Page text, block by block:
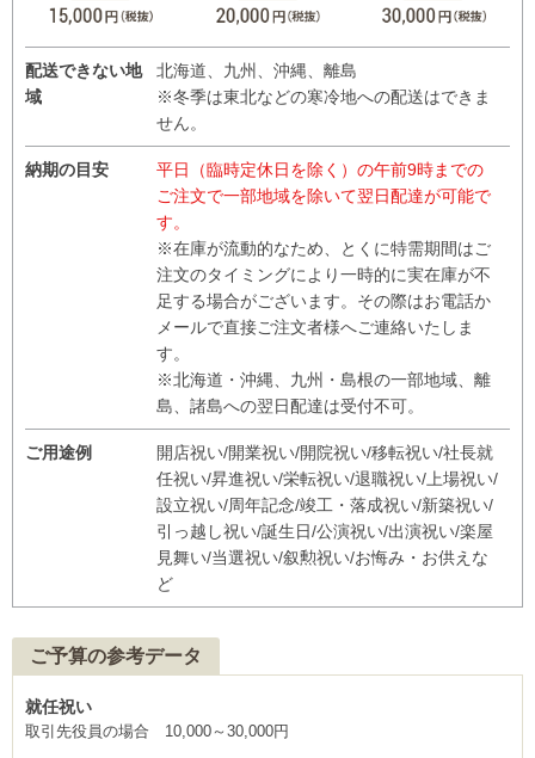
配送できない地
域
北海道、九州、沖縄、離島
※冬季は東北などの寒冷地への配送はできま
せん。
納期の目安
平日（臨時定休日を除く）の午前9時までの
ご注文で一部地域を除いて翌日配達が可能で
す。
※在庫が流動的なため、とくに特需期間はご
注文のタイミングにより一時的に実在庫が不
足する場合がございます。その際はお電話か
メールで直接ご注文者様へご連絡いたしま
す。
※北海道・沖縄、九州・島根の一部地域、離
島、諸島への翌日配達は受付不可。
ご用途例
開店祝い/開業祝い/開院祝い/移転祝い/社長就
任祝い/昇進祝い/栄転祝い/退職祝い/上場祝い/
設立祝い/周年記念/竣工・落成祝い/新築祝い/
引っ越し祝い/誕生日/公演祝い/出演祝い/楽屋
見舞い/当選祝い/叙勲祝い/お悔み・お供えな
ど
ご予算の参考データ
就任祝い
取引先役員の場合 10,000～30,000円